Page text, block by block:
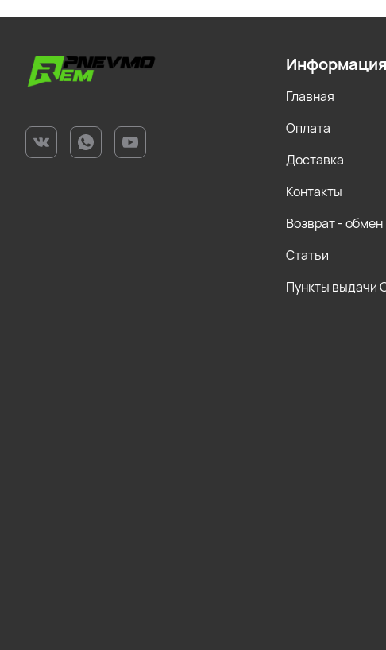
Информация
Главная
Оплата
Доставка
Контакты
Возврат - обмен
Статьи
Пункты выдачи